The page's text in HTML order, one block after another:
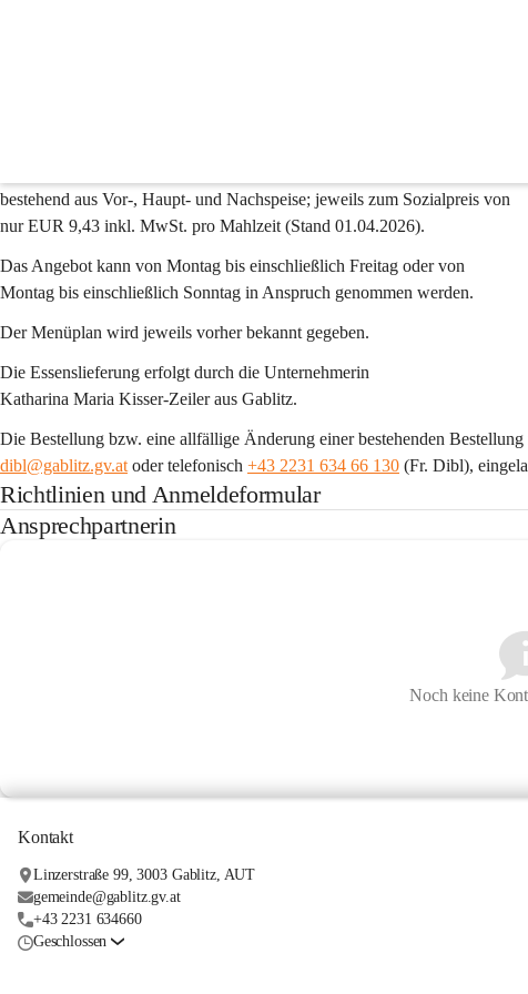
bestehend aus Vor-, Haupt- und Nachspeise; jeweils zum Sozialpreis von
nur EUR 9,43 inkl. MwSt. pro Mahlzeit (Stand 01.04.2026).
Das Angebot kann von Montag bis einschließlich Freitag oder von
Montag bis einschließlich Sonntag in Anspruch genommen werden.
Der Menüplan wird jeweils vorher bekannt gegeben.
Die Essenslieferung erfolgt durch die Unternehmerin
Katharina Maria Kisser-Zeiler aus Gablitz.
Die Bestellung bzw. eine allfällige Änderung einer bestehenden Bestellung
dibl@gablitz.gv.at oder telefonisch +43 2231 634 66 130 (Fr. Dibl),
Richtlinien und Anmeldeformular
Ansprechpartnerin
Noch keine
Kontakt
Linzerstraße 99, 3003 Gablitz, AUT
gemeinde@gablitz.gv.at
+43 2231 634660
Geschlossen